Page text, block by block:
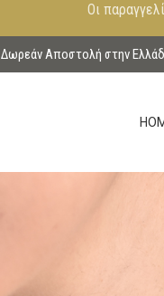
Οι
Δωρεάν Αποστολή στην